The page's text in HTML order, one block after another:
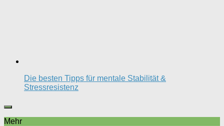
Die besten Tipps für mentale Stabilität &
Stressresistenz
Mehr